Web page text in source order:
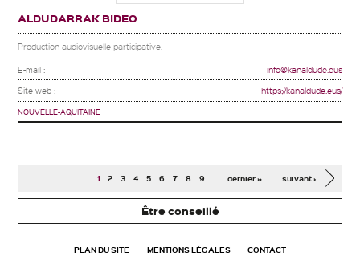
ALDUDARRAK BIDEO
Production audiovisuelle participative.
E-mail : info@kanaldude.eus
Site web : https://kanaldude.eus/
NOUVELLE-AQUITAINE
1 2 3 4 5 6 7 8 9 … suivant ›
dernier »
Être conseillé
PLAN DU SITE MENTIONS LÉGALES CONTACT